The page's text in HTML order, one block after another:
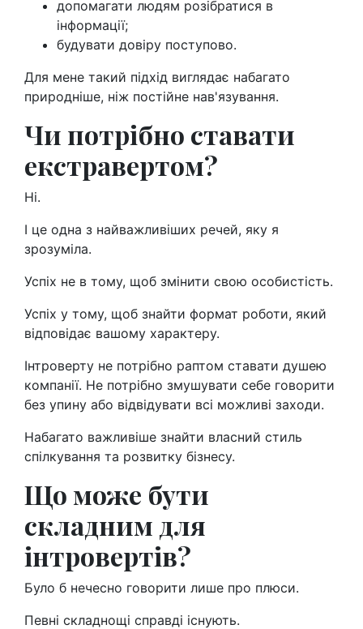
допомагати людям розібратися в
інформації;
будувати довіру поступово.
Для мене такий підхід виглядає набагато
природніше, ніж постійне нав'язування.
Чи потрібно ставати
екстравертом?
Ні.
І це одна з найважливіших речей, яку я
зрозуміла.
Успіх не в тому, щоб змінити свою особистість.
Успіх у тому, щоб знайти формат роботи, який
відповідає вашому характеру.
Інтроверту не потрібно раптом ставати душею
компанії. Не потрібно змушувати себе говорити
без упину або відвідувати всі можливі заходи.
Набагато важливіше знайти власний стиль
спілкування та розвитку бізнесу.
Що може бути
складним для
інтровертів?
Було б нечесно говорити лише про плюси.
Певні складнощі справді існують.